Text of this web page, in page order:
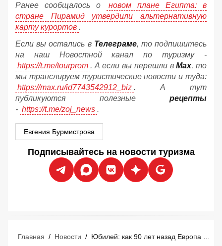
Ранее сообщалось о
новом плане Египта: в
стране Пирамид утвердили альтернативную
карту курортов .
Если вы остались в Телеграме, то подпишитесь
на наш Новостной канал по туризму -
https://t.me/tourprom . А если вы перешли вМах, то
мы транслируем туристические новости и туда:
https://max.ru/id7743542912_biz . А тут
публикуются полезные рецепты
- https://t.me/zoj_news .
Евгения Бурмистрова
Подписывайтесь на новости туризма
Главная / Новости /